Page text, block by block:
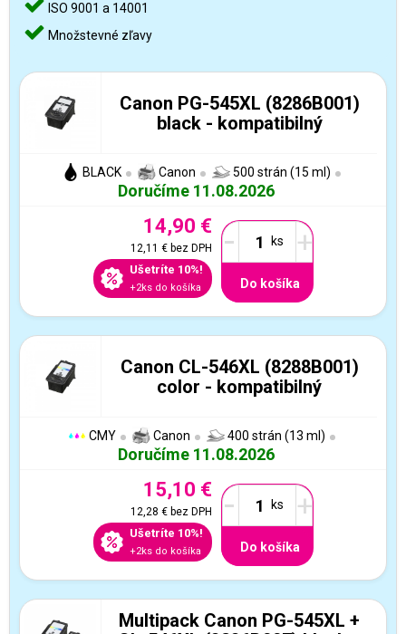
ISO 9001 a 14001
Množstevné zľavy
Canon PG-545XL (8286B001)
black - kompatibilný
BLACK Canon 500 strán (15 ml)
Doručíme 11.08.2026
14,90 €
12,11 €bez DPH
Ušetríte 10%!
+2ks do košíka
- +
Do košíka
Canon CL-546XL (8288B001)
color - kompatibilný
CMY Canon 400 strán (13 ml)
Doručíme 11.08.2026
15,10 €
12,28 €bez DPH
Ušetríte 10%!
+2ks do košíka
- +
Do košíka
Multipack Canon PG-545XL +